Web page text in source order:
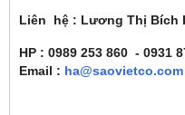
Liên hệ : Lương Thị Bích
HP : 0989 253 860 - 0931
Email : ha@saovietco.com